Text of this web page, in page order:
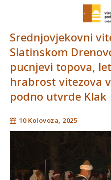
Srednjovjekovni
Slatinskom
pucnjevi topova,
hrabrost vitezova
podno utvrde Klak
10 Kolovoza, 2025